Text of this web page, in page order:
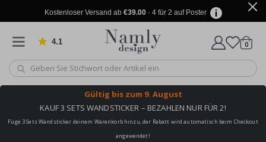
Kostenloser Versand ab €39.00· 4 für 2 auf Poster
4.1 von 1029 Bewertungen
Wagen
0
Gültig bis zum 9. August
KAUF 3 SETS WANDSTICKER – BEZAHLEN NUR FÜR 2!
Füge 3 Sets Wandsticker deinem Warenkorb hinzu, der Rabatt wird automatisch beim Checkout
angewendet!